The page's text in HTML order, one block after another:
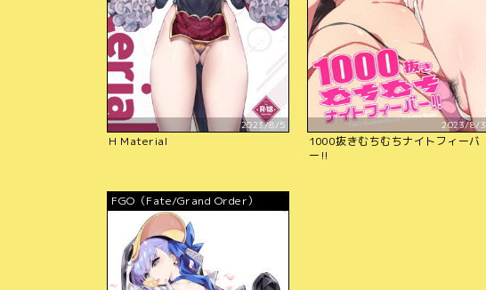
2023/8/5
H Material
2023/8/3
1000抜きむちむちナイトフィーバ
ー!!
FGO（Fate/Grand Order）